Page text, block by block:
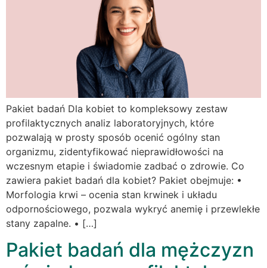
Pakiet badań Dla kobiet to kompleksowy zestaw
profilaktycznych analiz laboratoryjnych, które
pozwalają w prosty sposób ocenić ogólny stan
organizmu, zidentyfikować nieprawidłowości na
wczesnym etapie i świadomie zadbać o zdrowie. Co
zawiera pakiet badań dla kobiet? Pakiet obejmuje: •
Morfologia krwi – ocenia stan krwinek i układu
odpornościowego, pozwala wykryć anemię i przewlekłe
stany zapalne. • […]
Pakiet badań dla mężczyzn